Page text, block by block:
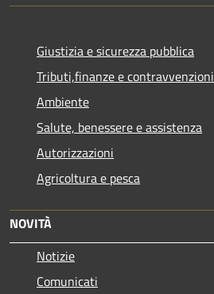
Giustizia e sicurezza pubblica
Tributi,finanze e contravvenzioni
Ambiente
Salute, benessere e assistenza
Autorizzazioni
Agricoltura e pesca
NOVITÀ
Notizie
Comunicati